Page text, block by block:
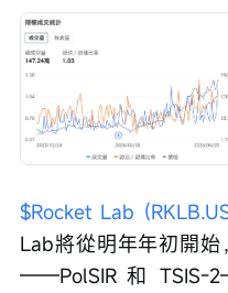
$Rocket Lab
Lab將從明年年初開
——PolSIR 和 TSIS-